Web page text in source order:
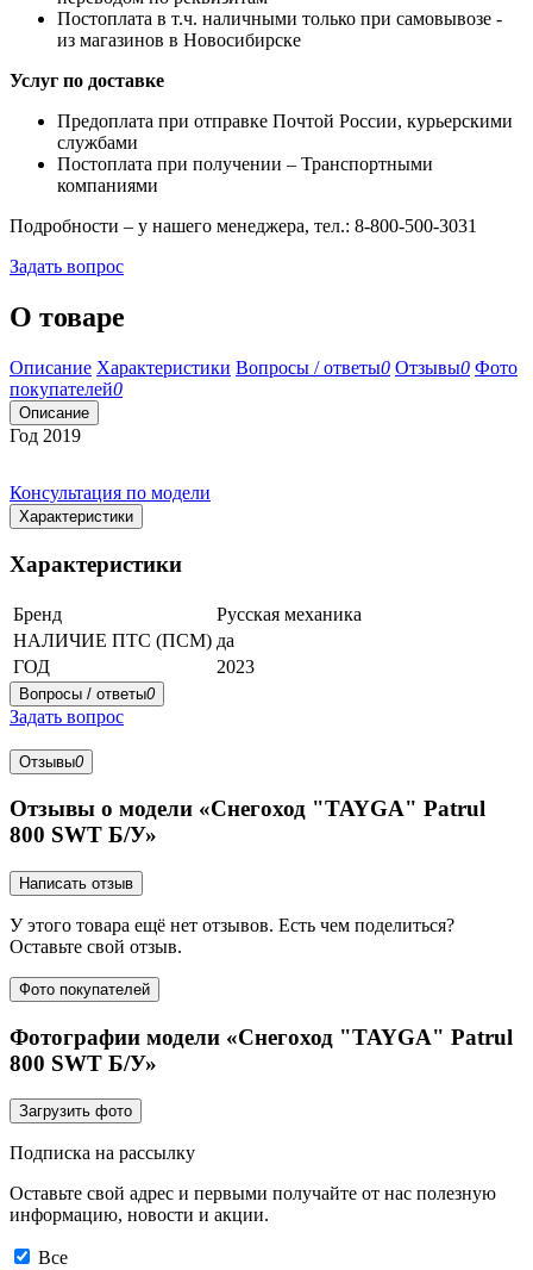
Постоплата в т.ч. наличными только при самовывозе -
из магазинов в Новосибирске
Услуг по доставке
Предоплата при отправке Почтой России, курьерскими
службами
Постоплата при получении – Транспортными
компаниями
Подробности – у нашего менеджера, тел.: 8-800-500-3031
Задать вопрос
О товаре
Описание Характеристики Вопросы / ответы0 Отзывы0 Фото
покупателей0
Описание
Год 2019
Консультация по модели
Характеристики
Характеристики
Бренд
Русская механика
НАЛИЧИЕ ПТС (ПСМ) да
ГОД
2023
Вопросы / ответы0
Задать вопрос
Отзывы0
Отзывы о модели «Снегоход "TAYGA" Patrul
800 SWT Б/У»
Написать отзыв
У этого товара ещё нет отзывов. Есть чем поделиться?
Оставьте свой отзыв.
Фото покупателей
Фотографии модели «Снегоход "TAYGA" Patrul
800 SWT Б/У»
Загрузить фото
Подписка на рассылку
Оставьте свой адрес и первыми получайте от нас полезную
информацию, новости и акции.
Все